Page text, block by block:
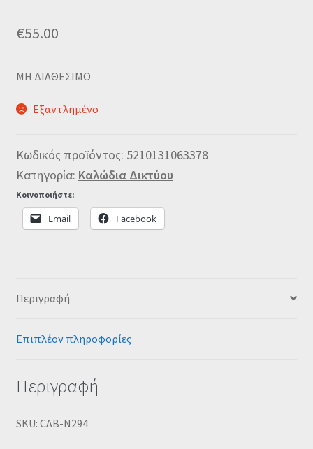
€55.00
MΗ ΔΙΑΘΕΣΙΜΟ
Εξαντλημένο
Κωδικός προϊόντος: 5210131063378
Κατηγορία: Καλώδια Δικτύου
Κοινοποιήστε:
Email Facebook
Περιγραφή
Επιπλέον πληροφορίες
Περιγραφή
SKU: CAB-N294